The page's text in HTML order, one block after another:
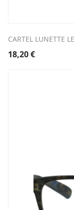
CARTEL LUNETTE
18,20€